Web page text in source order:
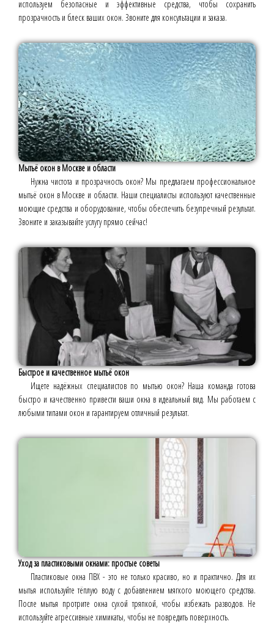
используем безопасные и эффективные средства, чтобы сохранить
прозрачность и блеск ваших окон. Звоните для консультации и заказа.
Мытьё окон в Москве и области
Нужна чистота и прозрачность окон? Мы предлагаем профессиональное
мытьё окон в Москве и области. Наши специалисты используют качественные
моющие средства и оборудование, чтобы обеспечить безупречный результат.
Звоните и заказывайте услугу прямо сейчас!
Быстрое и качественное мытьё окон
Ищете надёжных специалистов по мытью окон? Наша команда готова
быстро и качественно привести ваши окна в идеальный вид. Мы работаем с
любыми типами окон и гарантируем отличный результат.
Уход за пластиковыми окнами: простые советы
Пластиковые окна ПВХ - это не только красиво, но и практично. Для их
мытья используйте тёплую воду с добавлением мягкого моющего средства.
После мытья протрите окна сухой тряпкой, чтобы избежать разводов. Не
используйте агрессивные химикаты, чтобы не повредить поверхность.